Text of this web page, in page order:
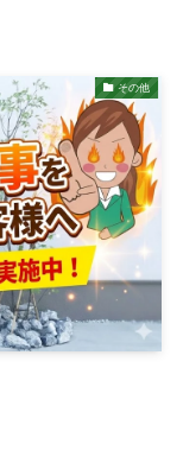
その他